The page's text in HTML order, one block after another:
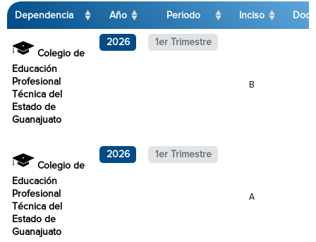
Dependencia Año Periodo Inciso
Colegio de
Educación
Profesional
Técnica del
Estado de
Guanajuato
2026 1er Trimestre
B
Colegio de
Educación
Profesional
Técnica del
Estado de
Guanajuato
2026 1er Trimestre
A